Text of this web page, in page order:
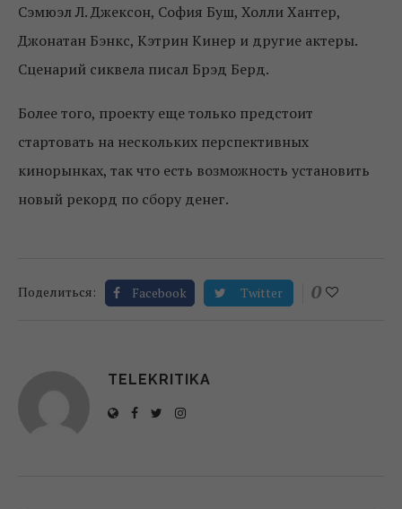
Сэмюэл Л. Джексон, София Буш, Холли Хантер,
Джонатан Бэнкс, Кэтрин Кинер и другие актеры.
Сценарий сиквела писал Брэд Берд.
Более того, проекту еще только предстоит
стартовать на нескольких перспективных
кинорынках, так что есть возможность установить
новый рекорд по сбору денег.
Поделиться: Facebook Twitter 0
TELEKRITIKA